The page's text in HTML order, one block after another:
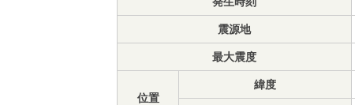
震源地
最大震度
位置
緯度